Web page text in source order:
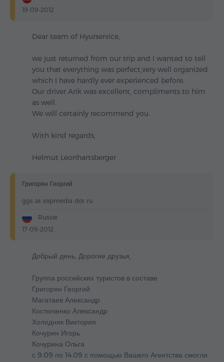
19-09-2012
Dear team of Hyurservice,
we just returned from our trip and I wanted to tell
you that everything was perfect,very well organized
which I have hardly ever experienced before.
Our driver Arik was excellent, compliments to him
as well.
We will certainly recommend you.
With kind regards,
Helmut Leonhartsberger
Григорян Георгий
ggs at expmedia dot ru
Russie
17-09-2012
Добрый день, Дорогие друзья,
Группа российских туристов в составе
Григорян Георгий
Магатаев Александр
Костюченко Александр
Холодняк Виктория
Кочурин Игорь
Кочурина Ольга
с 9.09 по 14.09 с помощью Вашего Агентства смогли